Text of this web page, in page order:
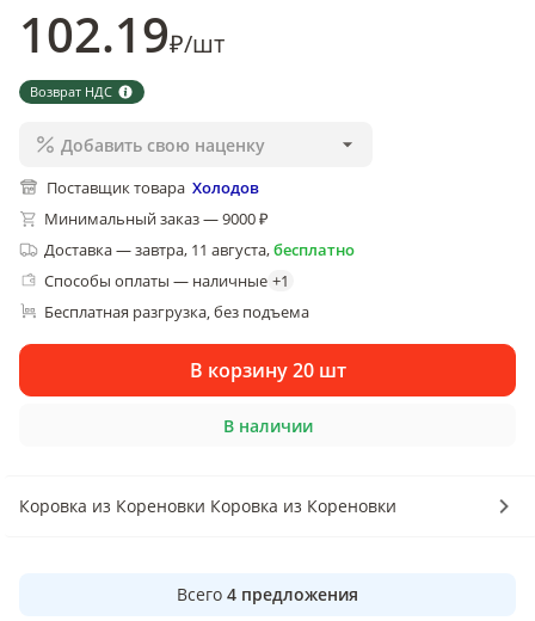
102.19₽/шт
Возврат НДС
Добавить свою наценку
Поставщик товара Холодов
Минимальный заказ — 9000 ₽
Доставка—завтра, 11 августа,бесплатно
Способы оплаты — наличные +1
Бесплатная разгрузка, без подъема
В корзину 20 шт
В наличии
Коровка из Кореновки Коровка из Кореновки
Всего 4 предложения